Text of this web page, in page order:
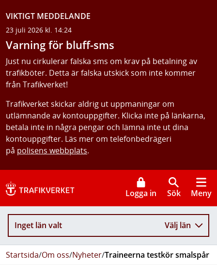
VIKTIGT MEDDELANDE
23 juli 2026 kl. 14:24
Varning för bluff-sms
Just nu cirkulerar falska sms om krav på betalning av
trafikböter. Detta är falska utskick som inte kommer
från Trafikverket!
Trafikverket skickar aldrig ut uppmaningar om
utlämnande av kontouppgifter. Klicka inte på länkarna,
betala inte in några pengar och lämna inte ut dina
kontouppgifter. Läs mer om telefonbedrägeri
på polisens webbplats.
Logga in Sök Meny
Inget län valt Välj län
Startsida/Om oss/Nyheter/Traineerna testkör smalspår i